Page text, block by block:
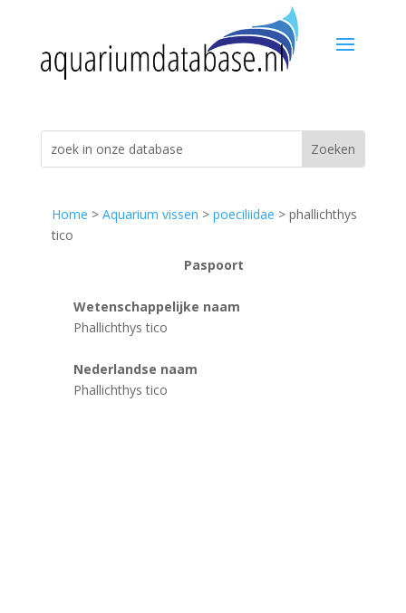
Home > Aquarium vissen > poeciliidae > phallichthys
tico
Paspoort
Wetenschappelijke naam
Phallichthys tico
Nederlandse naam
Phallichthys tico